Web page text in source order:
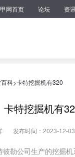
网首页 论坛 资
科>卡特挖掘机有320
卡特挖掘机有
发布时间：2023-12-
勒公司生产的挖掘